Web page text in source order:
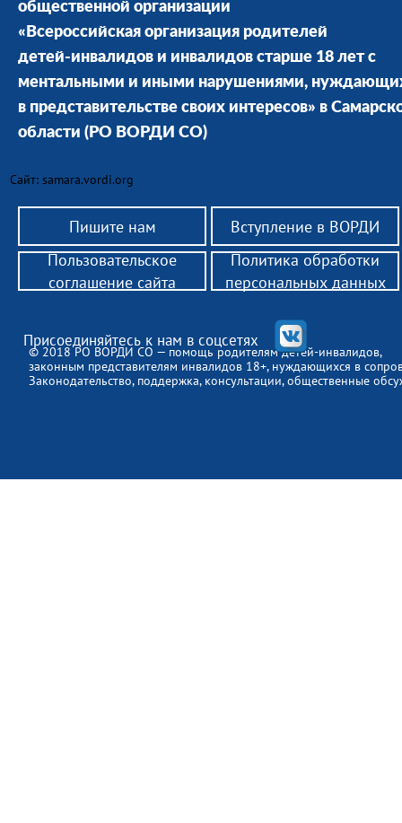
общественной организации
«Всероссийская организация родителей
детей-инвалидов и инвалидов старше 18 лет с
ментальными и иными нарушениями,
в представительстве своих интересов» в
области (РО ВОРДИ СО)
Сайт: samara.vordi.org
Пишите нам Вступление в ВОРДИ
© 2018 РО ВОРДИ СО — помощь родителям детей-инвалидов,
законным представителям инвалидов 18+, нуждающихся в
Законодательство, поддержка, консультации, общественные
Присоединяйтесь к нам в соцсетях
Пользовательское
соглашение сайта
Политика обработки
персональных данных